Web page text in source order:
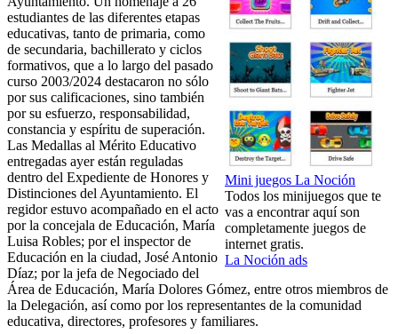
Mini juegos La Noción
Todos los minijuegos que te
vas a encontrar aquí son
completamente juegos de
internet gratis.
La Noción ads
estudiantes de las diferentes etapas
educativas, tanto de primaria, como
de secundaria, bachillerato y ciclos
formativos, que a lo largo del pasado
curso 2003/2024 destacaron no sólo
por sus calificaciones, sino también
por su esfuerzo, responsabilidad,
constancia y espíritu de superación.
Las Medallas al Mérito Educativo
entregadas ayer están reguladas
dentro del Expediente de Honores y
Distinciones del Ayuntamiento. El
regidor estuvo acompañado en el acto
por la concejala de Educación, María
Luisa Robles; por el inspector de
Educación en la ciudad, José Antonio
Díaz; por la jefa de Negociado del
Área de Educación, María Dolores Gómez, entre otros miembros de
la Delegación, así como por los representantes de la comunidad
educativa, directores, profesores y familiares.